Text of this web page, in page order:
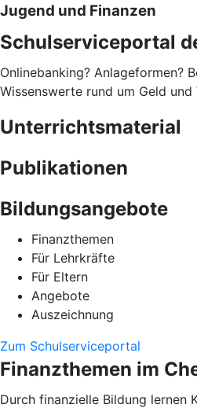
Jugend und Finanzen
Schulserviceportal
Onlinebanking? Anlageformen?
Wissenswerte rund um Geld
Unterrichtsmaterial
Publikationen
Bildungsangebote
Finanzthemen
Für Lehrkräfte
Für Eltern
Angebote
Auszeichnung
Zum Schulserviceportal
Finanzthemen im
Durch finanzielle Bildung lernen